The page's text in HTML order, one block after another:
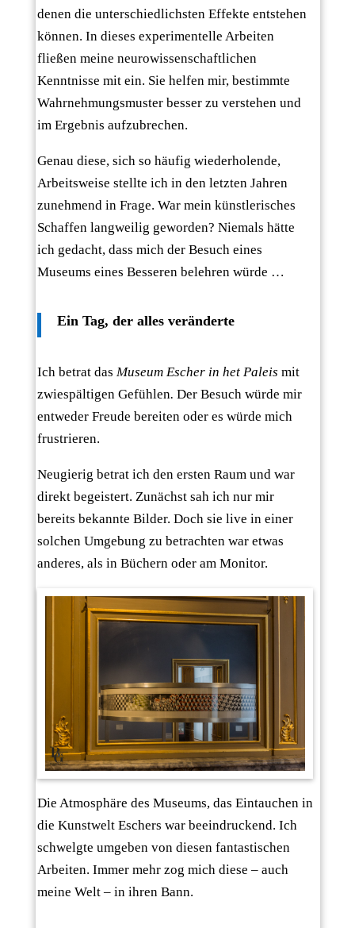
denen die unterschiedlichsten Effekte entstehen
können. In dieses experimentelle Arbeiten
fließen meine neurowissenschaftlichen
Kenntnisse mit ein. Sie helfen mir, bestimmte
Wahrnehmungsmuster besser zu verstehen und
im Ergebnis aufzubrechen.
Genau diese, sich so häufig wiederholende,
Arbeitsweise stellte ich in den letzten Jahren
zunehmend in Frage. War mein künstlerisches
Schaffen langweilig geworden? Niemals hätte
ich gedacht, dass mich der Besuch eines
Museums eines Besseren belehren würde …
Ein Tag, der alles veränderte
Ich betrat das Museum Escher in het Paleis mit
zwiespältigen Gefühlen. Der Besuch würde mir
entweder Freude bereiten oder es würde mich
frustrieren.
Neugierig betrat ich den ersten Raum und war
direkt begeistert. Zunächst sah ich nur mir
bereits bekannte Bilder. Doch sie live in einer
solchen Umgebung zu betrachten war etwas
anderes, als in Büchern oder am Monitor.
Die Atmosphäre des Museums, das Eintauchen in
die Kunstwelt Eschers war beeindruckend. Ich
schwelgte umgeben von diesen fantastischen
Arbeiten. Immer mehr zog mich diese – auch
meine Welt – in ihren Bann.